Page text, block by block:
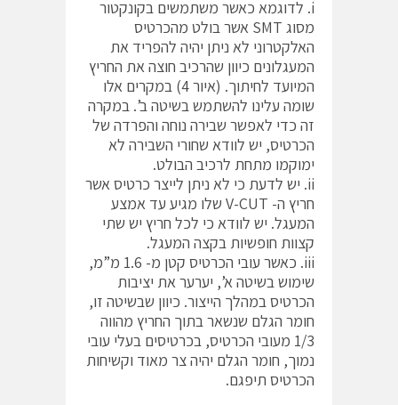
i. לדוגמא כאשר משתמשים בקונקטור
מסוג SMT אשר בולט מהכרטיס
האלקטרוני לא ניתן יהיה להפריד את
המעגלונים כיוון שהרכיב חוצה את החריץ
המיועד לחיתוך. (איור 4) במקרים אלו
שומה עלינו להשתמש בשיטה ב’. במקרה
זה כדי לאפשר שבירה נוחה והפרדה של
הכרטיס, יש לוודא שחורי השבירה לא
ימוקמו מתחת לרכיב הבולט.
ii. יש לדעת כי לא ניתן לייצר כרטיס אשר
חריץ ה- V-CUT שלו מגיע עד אמצע
המעגל. יש לוודא כי לכל חריץ יש שתי
קצוות חופשיות בקצה המעגל.
iii. כאשר עובי הכרטיס קטן מ- 1.6 מ”מ,
שימוש בשיטה א’, יערער את יציבות
הכרטיס במהלך הייצור. כיוון שבשיטה זו,
חומר הגלם שנשאר בתוך החריץ מהווה
1/3 מעובי הכרטיס, בכרטיסים בעלי עובי
נמוך, חומר הגלם יהיה צר מאוד וקשיחות
הכרטיס תיפגם.